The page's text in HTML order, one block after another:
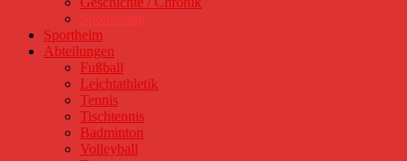
Sponsoring
Sportheim
Abteilungen
Fußball
Leichtathletik
Tennis
Tischtennis
Badminton
Volleyball